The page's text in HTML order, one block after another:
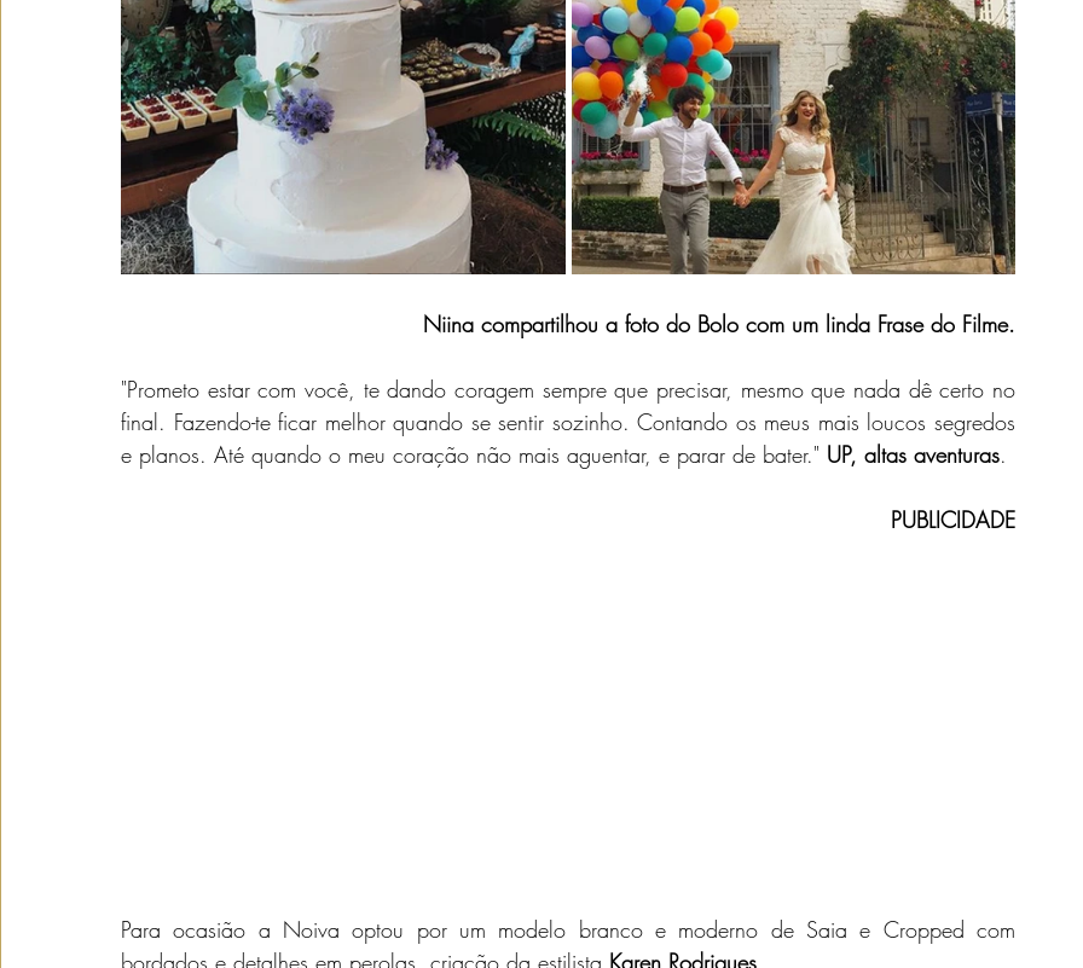
Niina compartilhou a foto do Bolo com um linda Frase do Filme.
"Prometo estar com você, te dando coragem sempre que precisar, mesmo que nada dê certo no
final. Fazendo-te ficar melhor quando se sentir sozinho. Contando os meus mais loucos segredos
e planos. Até quando o meu coração não mais aguentar, e parar de bater." UP, altas aventuras.
PUBLICIDADE
Para ocasião a Noiva optou por um modelo branco e moderno de Saia e Cropped com
bordados e detalhes em perolas, criação da estilista Karen Rodrigues